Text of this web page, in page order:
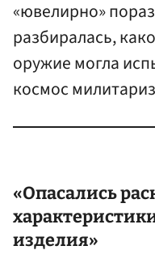
«ювелирно»
разбиралась,
оружие могла
космос
«Опасались
изделия»